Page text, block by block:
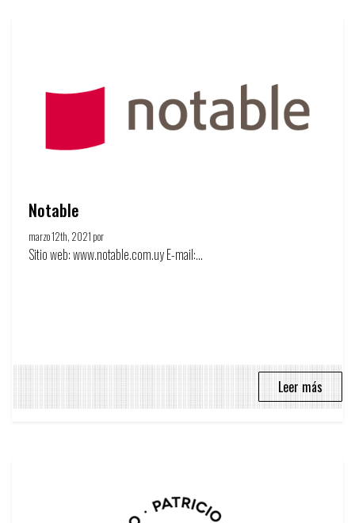
Notable
marzo 12th, 2021 por
Sitio web: www.notable.com.uy E-mail:...
Leer más